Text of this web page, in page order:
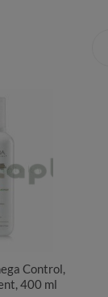
Control,
400 ml